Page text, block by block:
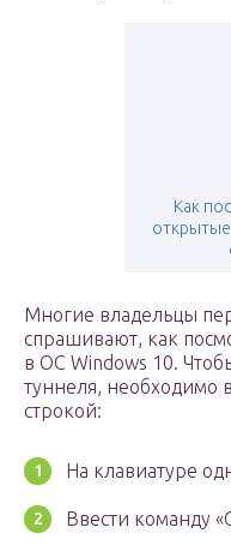
Как
Многие владельцы
спрашивают, как
в ОС Windows 10.
туннеля, необходимо
строкой:
На клавиатуре
Ввести команду